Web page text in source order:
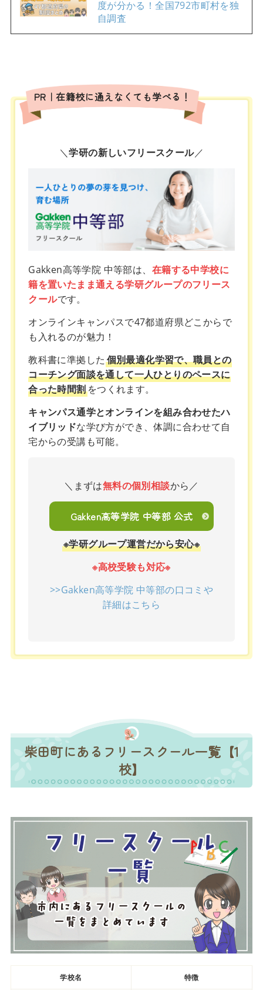
度が分かる！全国792市町村を独
自調査
PR｜在籍校に通えなくても学べる！
＼学研の新しいフリースクール／
Gakken高等学院 中等部は、 在籍する中学校に
籍を置いたまま通える学研グループのフリース
クールです。
オンラインキャンパスで47都道府県どこからで
も入れるのが魅力！
教科書に準拠した 個別最適化学習で、職員との
コーチング面談を通して一人ひとりのペースに
合った時間割をつくれます。
キャンパス通学とオンラインを組み合わせたハ
イブリッドな学び方ができ、体調に合わせて自
宅からの受講も可能。
＼まずは無料の個別相談から／
Gakken高等学院 中等部 公式
※学研グループ運営だから安心※
※高校受験も対応※
>>Gakken高等学院 中等部の口コミや
詳細はこちら
柴田町にあるフリースクール一覧【1
校】
学校名 特徴